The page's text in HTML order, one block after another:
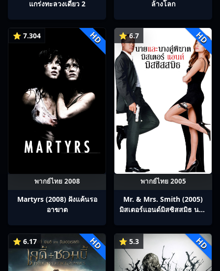
แกร่งทะลวงเดี่ยว 2
ล้างโลก
⭐ 7.304 HD
พากย์ไทย 2008
Martyrs (2008) ฝังแค้นรอ
อาฆาต
⭐ 6.7 HD
พากย์ไทย 2005
Mr. & Mrs. Smith (2005)
มิสเตอร์แอนด์มิสซิสสมิธ นาย
⭐ 6.17 HD ⭐ 5.3 HD